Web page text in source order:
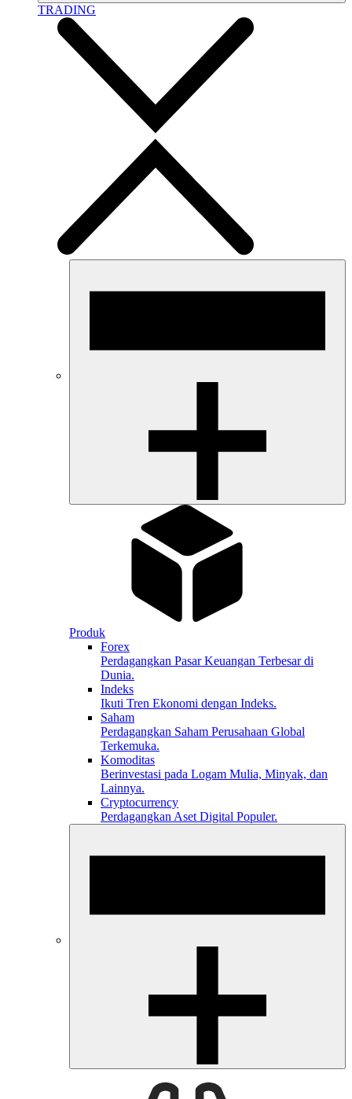
TRADING
Produk
Forex
Perdagangkan Pasar Keuangan Terbesar di
Dunia.
Indeks
Ikuti Tren Ekonomi dengan Indeks.
Saham
Perdagangkan Saham Perusahaan Global
Terkemuka.
Komoditas
Berinvestasi pada Logam Mulia, Minyak, dan
Lainnya.
Cryptocurrency
Perdagangkan Aset Digital Populer.